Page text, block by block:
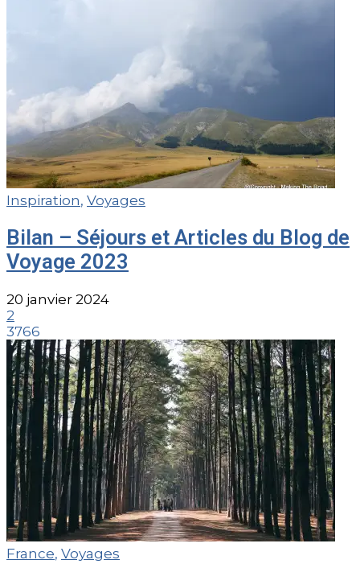
Inspiration, Voyages
Bilan – Séjours et Articles du Blog de
Voyage 2023
20 janvier 2024
2
3766
France, Voyages